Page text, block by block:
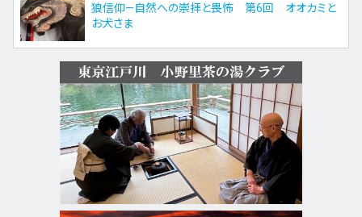
狼信仰—自然への崇拝と畏怖 第6回 オオカミと
お犬さま